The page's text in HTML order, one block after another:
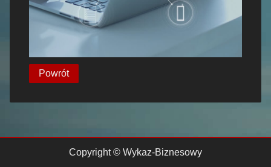
Powrót
Copyright © Wykaz-Biznesowy